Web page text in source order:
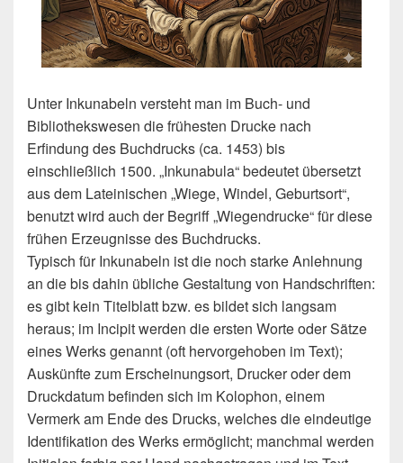
Unter Inkunabeln versteht man im Buch- und
Bibliothekswesen die frühesten Drucke nach
Erfindung des Buchdrucks (ca. 1453) bis
einschließlich 1500. „Inkunabula“ bedeutet übersetzt
aus dem Lateinischen „Wiege, Windel, Geburtsort“,
benutzt wird auch der Begriff „Wiegendrucke“ für diese
frühen Erzeugnisse des Buchdrucks.
Typisch für Inkunabeln ist die noch starke Anlehnung
an die bis dahin übliche Gestaltung von Handschriften:
es gibt kein Titelblatt bzw. es bildet sich langsam
heraus; im Incipit werden die ersten Worte oder Sätze
eines Werks genannt (oft hervorgehoben im Text);
Auskünfte zum Erscheinungsort, Drucker oder dem
Druckdatum befinden sich im Kolophon, einem
Vermerk am Ende des Drucks, welches die eindeutige
Identifikation des Werks ermöglicht; manchmal werden